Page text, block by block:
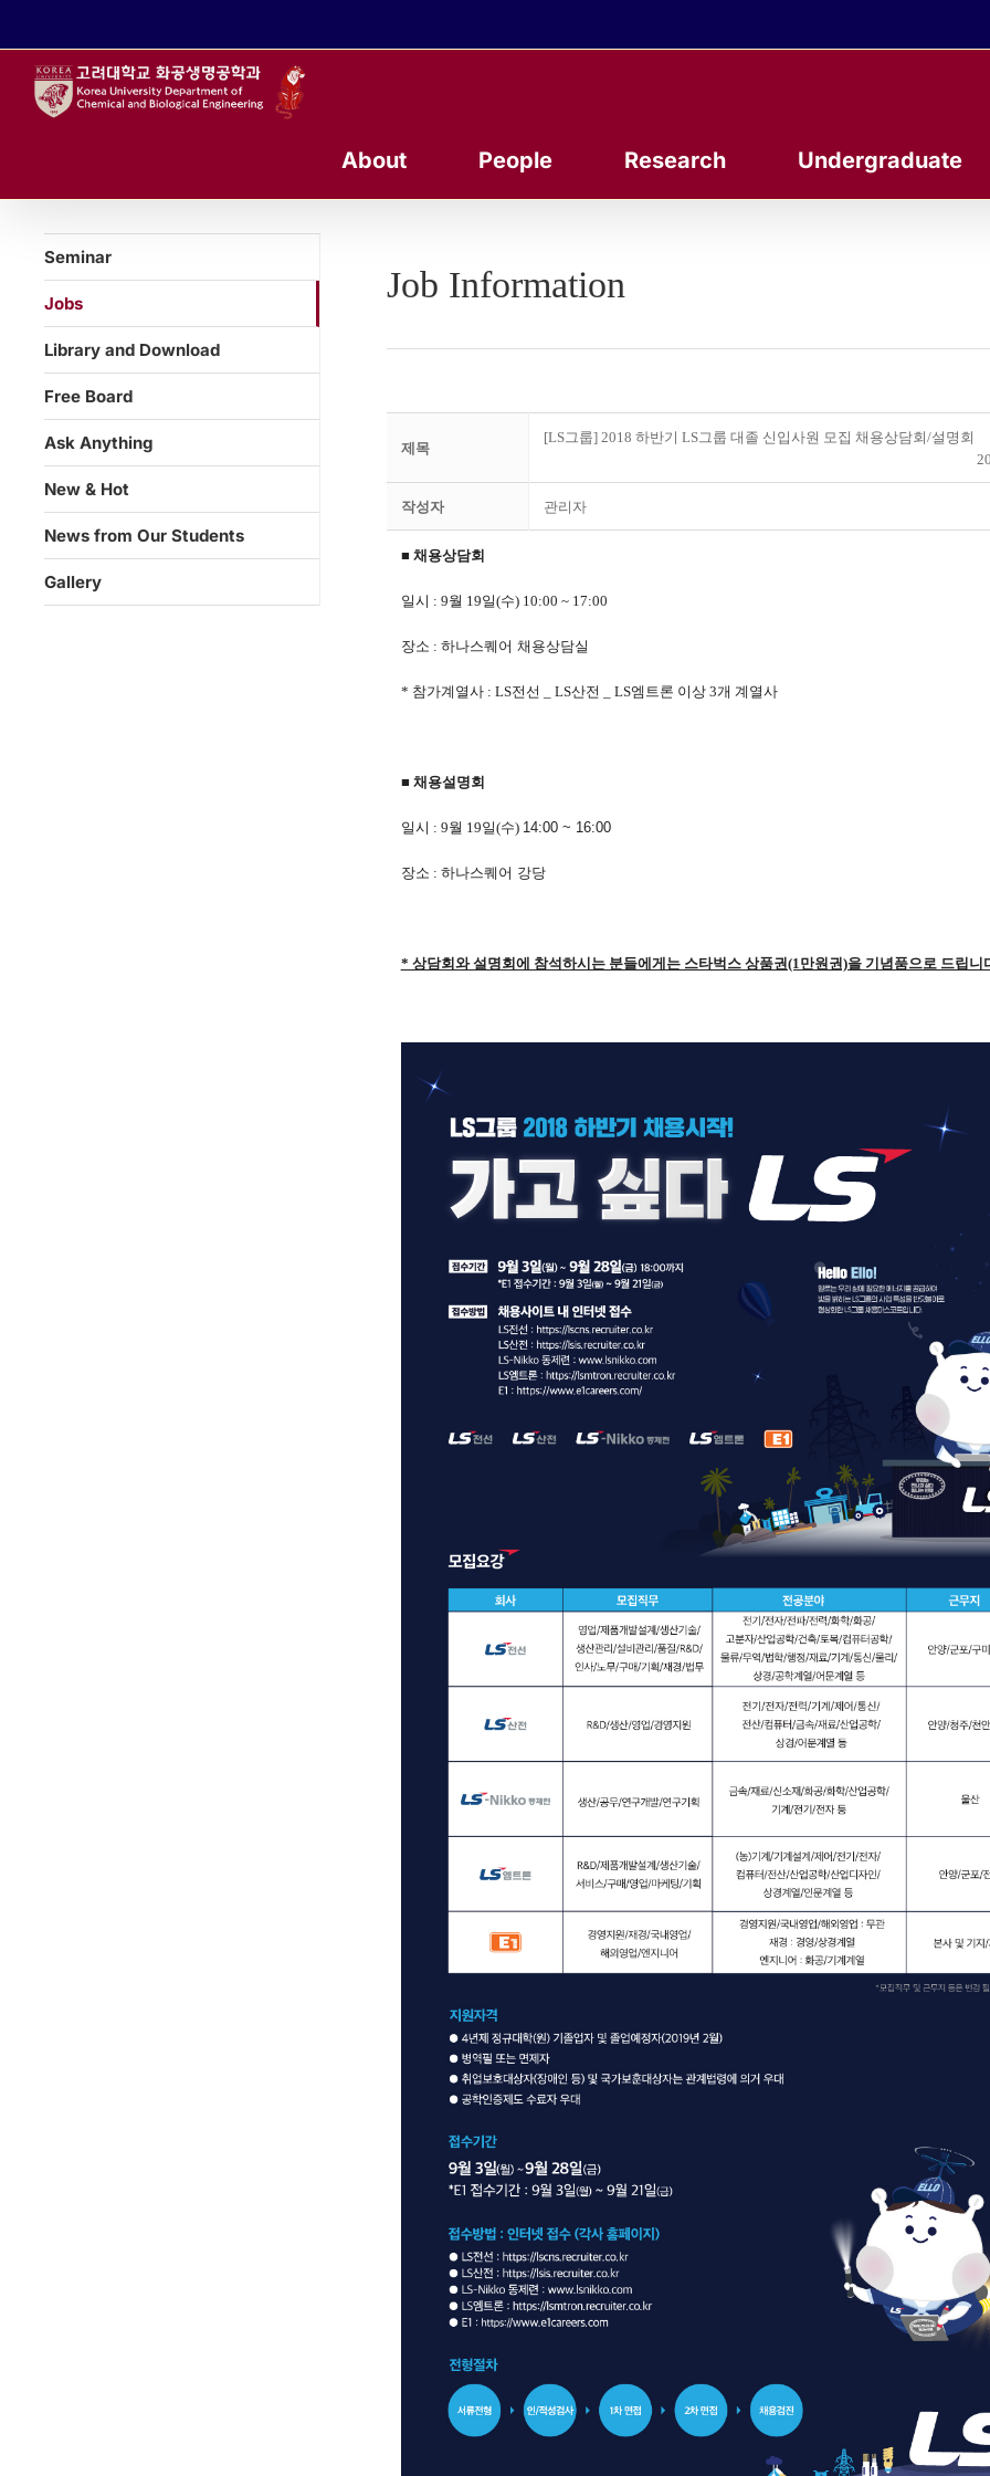
About People Research Undergraduate
Job Information
제목
[LS그룹] 2018 하반기 LS그룹 대졸 신입사원 모집 채용상담회/설명회
작성자 관리자
■ 채용상담회
일시 : 9월 19일(수) 10:00 ~ 17:00
장소 : 하나스퀘어 채용상담실
* 참가계열사 : LS전선 _ LS산전 _ LS엠트론 이상 3개 계열사
■ 채용설명회
일시 : 9월 19일(수) 14:00 ~ 16:00
장소 : 하나스퀘어 강당
* 상담회와 설명회에 참석하시는 분들에게는 스타벅스 상품권(1만원권)을 기념품으로 드립니
Seminar
Jobs
Library and Download
Free Board
Ask Anything
New & Hot
News from Our Students
Gallery